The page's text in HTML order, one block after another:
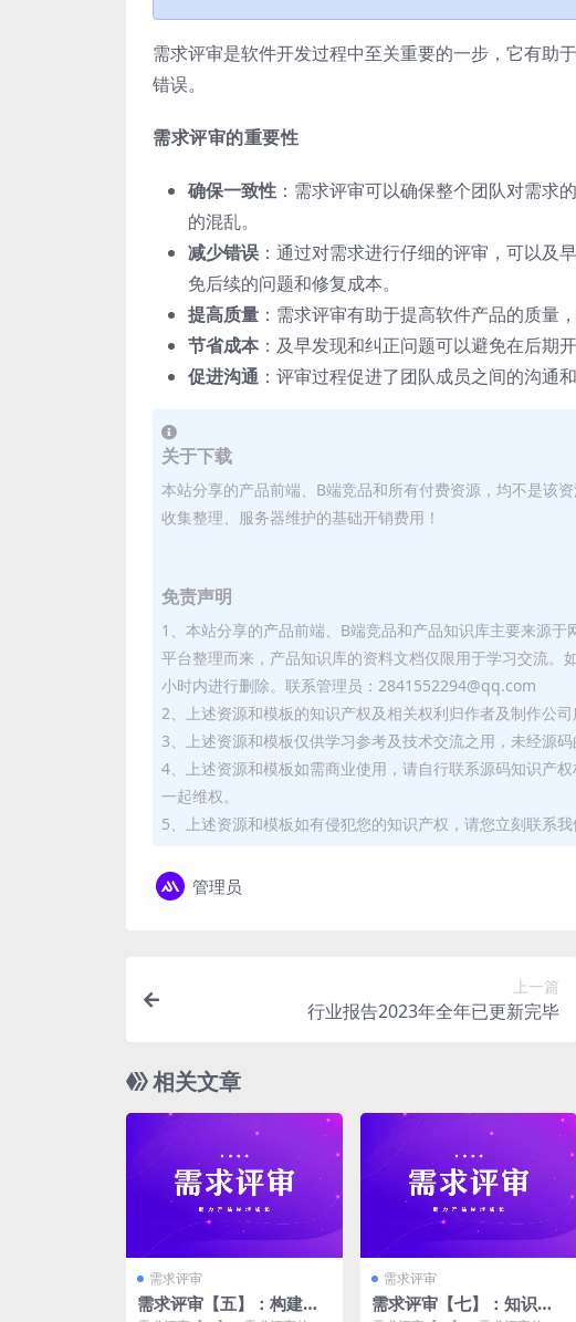
需求评审是软件开发过程中至关重要的一步，它有助
错误。
需求评审的重要性
确保一致性 ：需求评审可以确保整个团队对需求
的混乱。
减少错误 ：通过对需求进行仔细的评审，可以及
免后续的问题和修复成本。
提高质量 ：需求评审有助于提高软件产品的质量
节省成本：及早发现和纠正问题可以避免在后期
促进沟通 ：评审过程促进了团队成员之间的沟通
关于下载
本站分享的产品前端、B端竞品和所有付费资源，均不是该
收集整理、服务器维护的基础开销费用！
免责声明
1、本站分享的产品前端、B端竞品和产品知识库主要来源
平台整理而来，产品知识库的资料文档仅限用于学习交流
小时内进行删除。联系管理员：2841552294@qq.com
2、上述资源和模板的知识产权及相关权利归作者及制作公司
3、上述资源和模板仅供学习参考及技术交流之用，未经源
4、上述资源和模板如需商业使用，请自行联系源码知识产
一起维权。
5、上述资源和模板如有侵犯您的知识产权，请您立刻联系
管理员
上一篇
行业报告2023年全年已更新完毕
相关文章
需求评审
需求评审【五】：构建和
需求评审
需求评审【七】：知识库